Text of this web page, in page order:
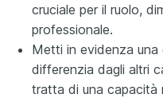
cruciale per il ruolo,
professionale.
Metti in evidenza
differenzia dagli altri
tratta di una capacità